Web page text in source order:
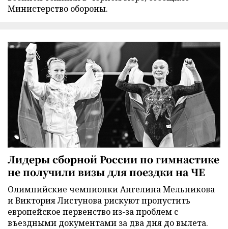
Министерство обороны.
Лидеры сборной России по гимнастике
не получили визы для поездки на ЧЕ
Олимпийские чемпионки Ангелина Мельникова
и Виктория Листунова рискуют пропустить
европейское первенство из-за проблем с
въездными документами за два дня до вылета.